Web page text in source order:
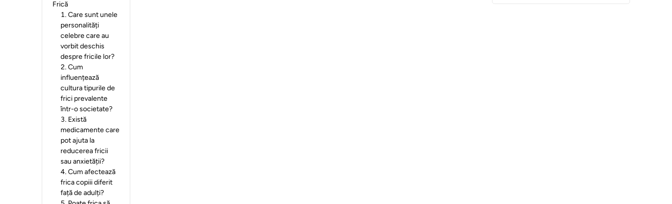
Frică
1.Care sunt unele
personalități
celebre care au
vorbit deschis
despre fricile lor?
2.Cum
influențează
cultura tipurile de
frici prevalente
într-o societate?
3. Există
medicamente care
pot ajuta la
reducerea fricii
sau anxietății?
4.Cum afectează
frica copiii diferit
față de adulți?